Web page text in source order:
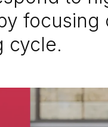
focusing
cycle.